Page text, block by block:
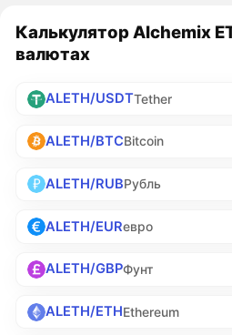
Калькулятор Alchemix
валютах
ALETH/USDTTether
ALETH/BTCBitcoin
ALETH/RUBРубль
ALETH/EURевро
ALETH/GBPФунт
ALETH/ETHEthereum